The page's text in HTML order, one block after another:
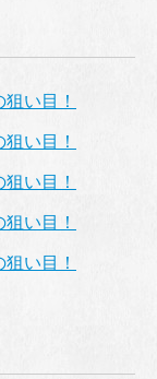
い目！
い目！
い目！
い目！
い目！